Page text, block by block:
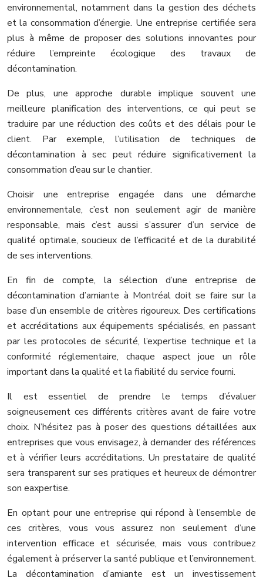
environnemental, notamment dans la gestion des déchets
et la consommation d’énergie. Une entreprise certifiée sera
plus à même de proposer des solutions innovantes pour
réduire l’empreinte écologique des travaux de
décontamination.
De plus, une approche durable implique souvent une
meilleure planification des interventions, ce qui peut se
traduire par une réduction des coûts et des délais pour le
client. Par exemple, l’utilisation de techniques de
décontamination à sec peut réduire significativement la
consommation d’eau sur le chantier.
Choisir une entreprise engagée dans une démarche
environnementale, c’est non seulement agir de manière
responsable, mais c’est aussi s’assurer d’un service de
qualité optimale, soucieux de l’efficacité et de la durabilité
de ses interventions.
En fin de compte, la sélection d’une entreprise de
décontamination d’amiante à Montréal doit se faire sur la
base d’un ensemble de critères rigoureux. Des certifications
et accréditations aux équipements spécialisés, en passant
par les protocoles de sécurité, l’expertise technique et la
conformité réglementaire, chaque aspect joue un rôle
important dans la qualité et la fiabilité du service fourni.
Il est essentiel de prendre le temps d’évaluer
soigneusement ces différents critères avant de faire votre
choix. N’hésitez pas à poser des questions détaillées aux
entreprises que vous envisagez, à demander des références
et à vérifier leurs accréditations. Un prestataire de qualité
sera transparent sur ses pratiques et heureux de démontrer
son eaxpertise.
En optant pour une entreprise qui répond à l’ensemble de
ces critères, vous vous assurez non seulement d’une
intervention efficace et sécurisée, mais vous contribuez
également à préserver la santé publique et l’environnement.
La décontamination d’amiante est un investissement